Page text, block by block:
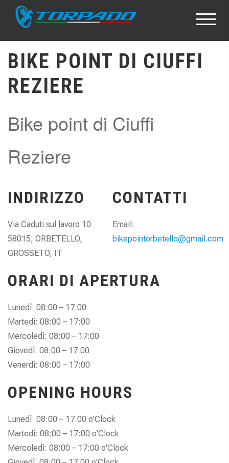
BIKE POINT DI CIUFFI
REZIERE
Bike point di Ciuffi
Reziere
INDIRIZZO
Via Caduti sul lavoro 10
58015, ORBETELLO,
GROSSETO, IT
CONTATTI
Email:
bikepointorbetello@gmail.com
ORARI DI APERTURA
Lunedì: 08:00 – 17:00
Martedì: 08:00 – 17:00
Mercoledì: 08:00 – 17:00
Giovedì: 08:00 – 17:00
Venerdì: 08:00 – 17:00
OPENING HOURS
Lunedì: 08:00 – 17:00 o'Clock
Martedì: 08:00 – 17:00 o'Clock
Mercoledì: 08:00 – 17:00 o'Clock